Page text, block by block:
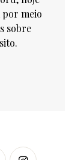
por meio
sobre